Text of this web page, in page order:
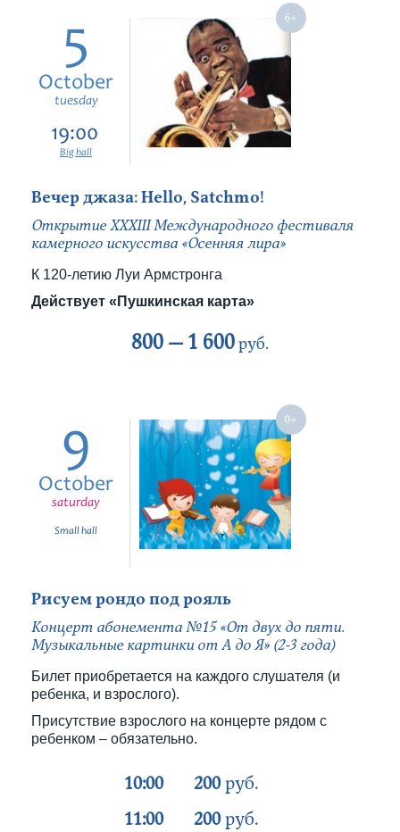
5
October
tuesday
19:00
Big hall
Вечер джаза: Hello, Satchmo!
Открытие XXXIII Международного фестиваля
камерного искусства «Осенняя лира»
К 120-летию Луи Армстронга
Действует «Пушкинская карта»
800 —1 600руб.
9
October
saturday
Small hall
Рисуем рондо под рояль
Концерт абонемента №15 «От двух до пяти.
Музыкальные картинки от А до Я» (2-3 года)
Билет приобретается на каждого слушателя (и
ребенка, и взрослого).
Присутствие взрослого на концерте рядом с
ребенком – обязательно.
10:00 200руб.
11:00
200руб.